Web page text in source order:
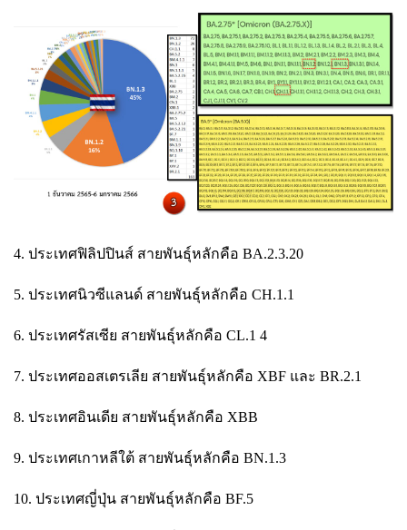
4. ประเทศฟิลิปปินส์ สายพันธุ์หลักคือ BA.2.3.20
5. ประเทศนิวซีแลนด์ สายพันธุ์หลักคือ CH.1.1
6. ประเทศรัสเซีย สายพันธุ์หลักคือ CL.1 4
7. ประเทศออสเตรเลีย สายพันธุ์หลักคือ XBF และ BR.2.1
8. ประเทศอินเดีย สายพันธุ์หลักคือ XBB
9. ประเทศเกาหลีใต้ สายพันธุ์หลักคือ BN.1.3
10. ประเทศญี่ปุ่น สายพันธุ์หลักคือ BF.5